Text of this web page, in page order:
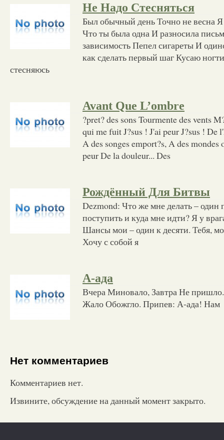
Не Надо Стесняться
Был обычный день Точно не весна
Что ты была одна И разносила
зависимость Пепел сигареты И
как сделать первый шаг Кусаю
стесняюсь
Avant Que L’ombre
?pret? des sons Tourmente des vents
qui me fuit J?sus ! J'ai peur J?sus ! De
A des songes emport?s, A des mondes
peur De la douleur... Des
Рождённый Для Битвы
Dezmond: Что же мне делать – один
поступить и куда мне идти? Я у
Шансы мои – один к десяти. Тебя,
Хочу с собой я
А-ада
Вчера Миновало, Завтра Не
Жало Обожгло. Припев: А-ада! Нам
Нет комментариев
Комментариев нет.
Извините, обсуждение на данный момент закрыто.